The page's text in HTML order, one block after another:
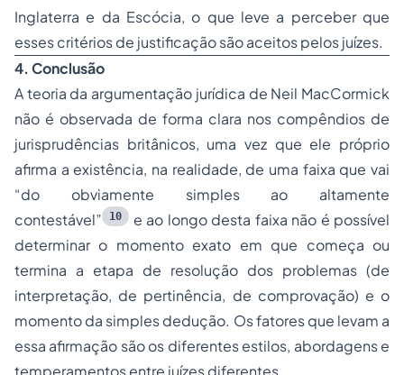
Inglaterra e da Escócia, o que leve a perceber que
esses critérios de justificação são aceitos pelos juízes.
4. Conclusão
A teoria da argumentação jurídica de Neil MacCormick
não é observada de forma clara nos compêndios de
jurisprudências britânicos, uma vez que ele próprio
afirma a existência, na realidade, de uma faixa que vai
“do obviamente simples ao altamente
contestável”
10
e ao longo desta faixa não é possível
determinar o momento exato em que começa ou
termina a etapa de resolução dos problemas (de
interpretação, de pertinência, de comprovação) e o
momento da simples dedução. Os fatores que levam a
essa afirmação são os diferentes estilos, abordagens e